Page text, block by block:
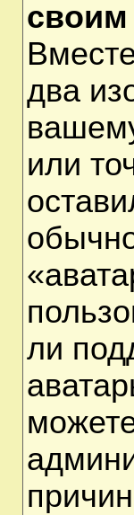
два
или
ли